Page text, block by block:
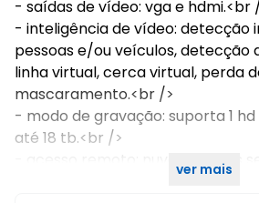
- saídas de vídeo: vga e hdmi.<br
- inteligência de vídeo: detecção
pessoas e/ou veículos, detecção
linha virtual, cerca virtual, perda
mascaramento.<br />
- modo de gravação: suporta 1
até 18 tb.<br />
- acesso remoto: nuvem e ddns
ver mais